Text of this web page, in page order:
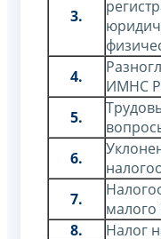
3.
4.
ИМНС
5.
6.
7.
малого
8.
Налог